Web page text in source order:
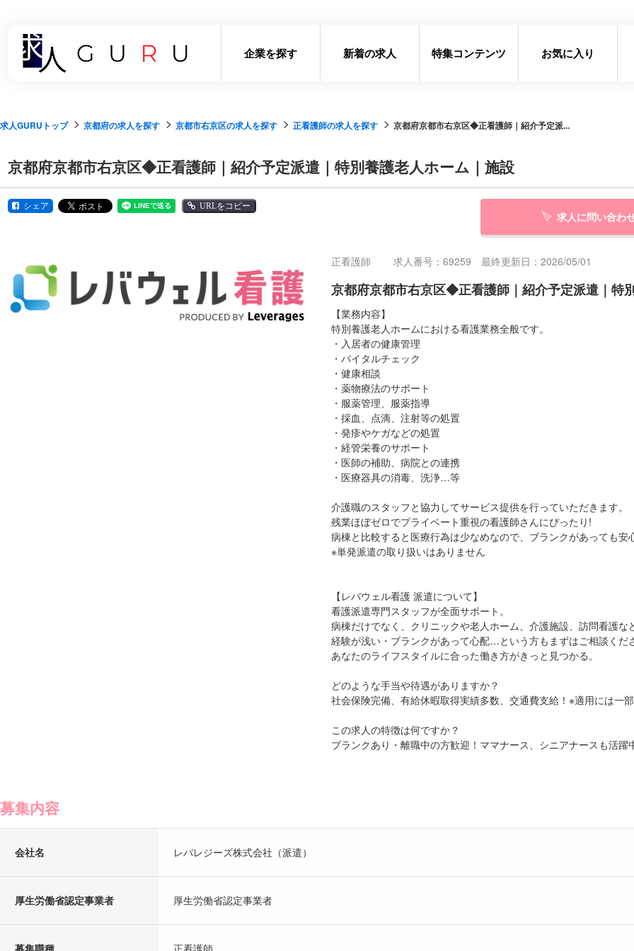
企業を探す 新着の求人 特集コンテンツ お気に入り
求人GURUトップ 京都府の求人を探す 京都市右京区の求人を探す 正看護師の求人を探す 京都府京都市右京区◆正看護師｜紹介予定派...
京都府京都市右京区◆正看護師｜紹介予定派遣｜特別養護老人ホーム｜施設
シェア URLをコピー
求人に問い合わ
正看護師 求人番号：69259 最終更新日：2026/05/01
京都府京都市右京区◆正看護師｜紹介予定派遣｜特
【業務内容】
特別養護老人ホームにおける看護業務全般です。
・入居者の健康管理
・バイタルチェック
・健康相談
・薬物療法のサポート
・服薬管理、服薬指導
・採血、点滴、注射等の処置
・発疹やケガなどの処置
・経管栄養のサポート
・医師の補助、病院との連携
・医療器具の消毒、洗浄…等
介護職のスタッフと協力してサービス提供を行っていただきます。
残業ほぼゼロでプライベート重視の看護師さんにぴったり!
病棟と比較すると医療行為は少なめなので、ブランクがあっても安
※単発派遣の取り扱いはありません
【レバウェル看護 派遣について】
看護派遣専門スタッフが全面サポート。
病棟だけでなく、クリニックや老人ホーム、介護施設、訪問看護な
経験が浅い・ブランクがあって心配…という方もまずはご相談くだ
あなたのライフスタイルに合った働き方がきっと見つかる。
どのような手当や待遇がありますか？
社会保険完備、有給休暇取得実績多数、交通費支給！※適用には一部
この求人の特徴は何ですか？
ブランクあり・離職中の方歓迎！ママナース、シニアナースも活
募集内容
会社名 レバレジーズ株式会社（派遣）
厚生労働省認定事業者 厚生労働省認定事業者
募集職種 正看護師